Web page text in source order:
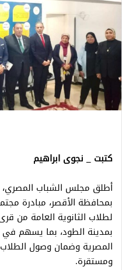
كتبت _ نجوى ابراهيم
أطلق مجلس الشباب المصري،
بمحافظة الأقصر، مبادرة
لطلاب الثانوية العامة من
بمدينة الطود، بما يسهم في
المصرية وضمان وصول
ومستقرة.